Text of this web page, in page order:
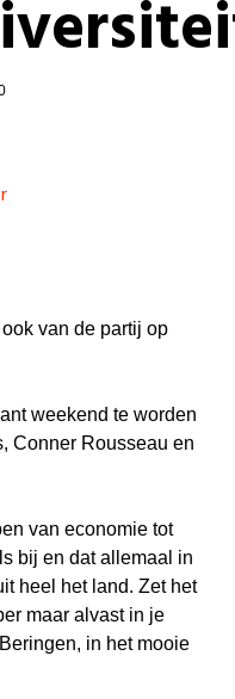
van de partij op
weekend te worden
Conner Rousseau en
van economie tot
bij en dat allemaal in
heel het land. Zet het
maar alvast in je
in het mooie